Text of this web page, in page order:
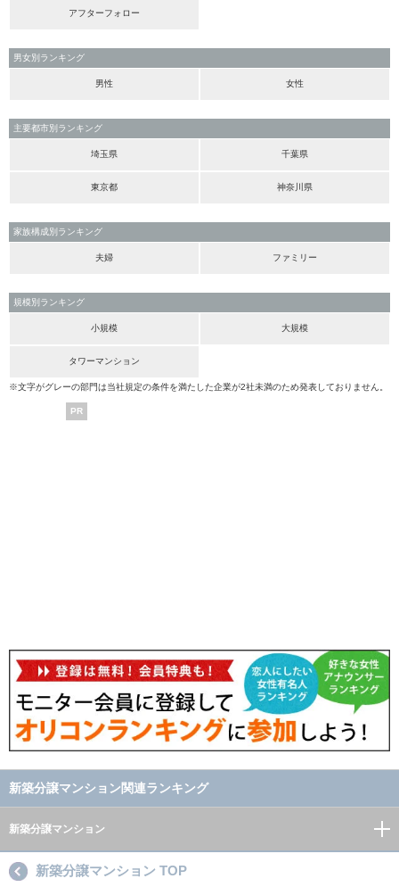
アフターフォロー
男女別ランキング
男性 女性
主要都市別ランキング
埼玉県 千葉県
東京都 神奈川県
家族構成別ランキング
夫婦 ファミリー
規模別ランキング
小規模 大規模
タワーマンション
※文字がグレーの部門は当社規定の条件を満たした企業が2社未満のため発表しておりません。
PR
新築分譲マンション関連ランキング
新築分譲マンション
新築分譲マンション TOP